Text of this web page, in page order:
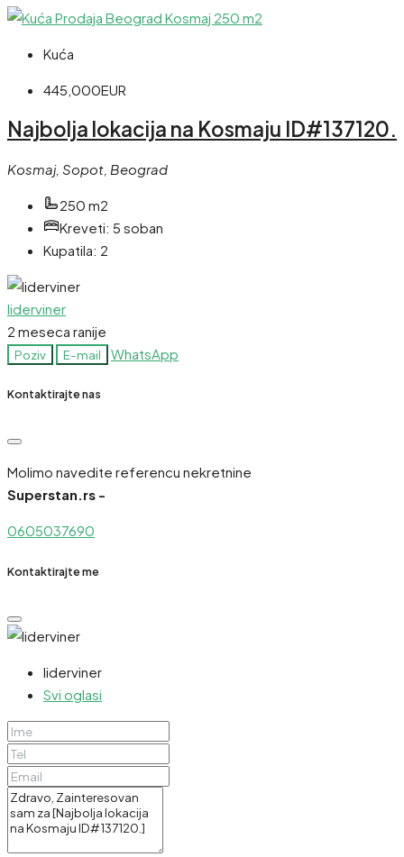
Kuća
445,000EUR
Najbolja lokacija na Kosmaju ID#137120.
Kosmaj, Sopot, Beograd
250 m2
Kreveti: 5 soban
Kupatila: 2
liderviner
2 meseca ranije
Poziv E-mail WhatsApp
Kontaktirajte nas
Molimo navedite referencu nekretnine
Superstan.rs -
0605037690
Kontaktirajte me
liderviner
Svi oglasi